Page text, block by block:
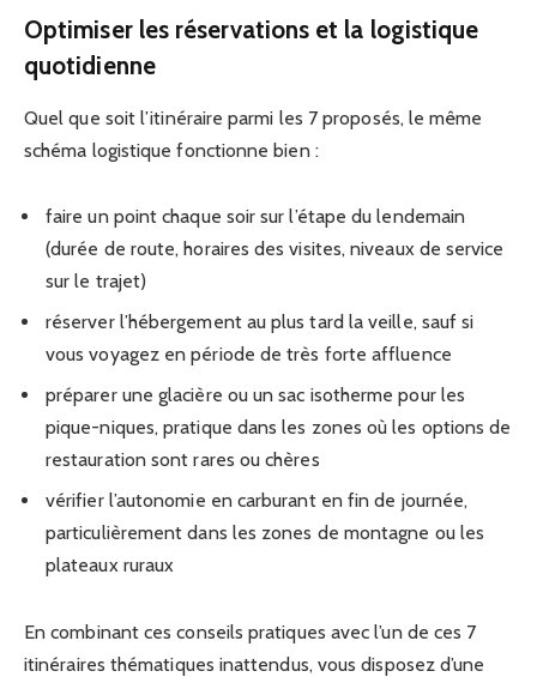
Optimiser les réservations et la logistique
quotidienne
Quel que soit l’itinéraire parmi les 7 proposés, le même
schéma logistique fonctionne bien :
faire un point chaque soir sur l’étape du lendemain
(durée de route, horaires des visites, niveaux de service
sur le trajet)
réserver l’hébergement au plus tard la veille, sauf si
vous voyagez en période de très forte affluence
préparer une glacière ou un sac isotherme pour les
pique-niques, pratique dans les zones où les options de
restauration sont rares ou chères
vérifier l’autonomie en carburant en fin de journée,
particulièrement dans les zones de montagne ou les
plateaux ruraux
En combinant ces conseils pratiques avec l’un de ces 7
itinéraires thématiques inattendus, vous disposez d’une